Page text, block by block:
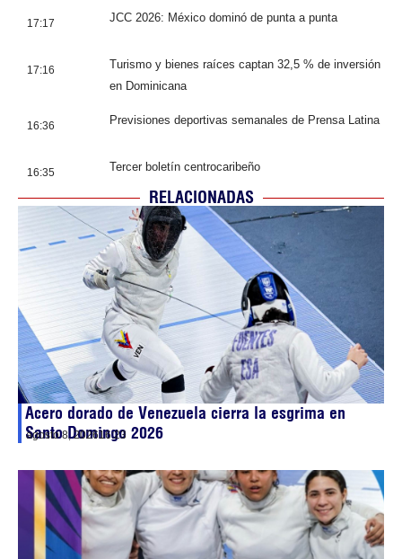
17:17 JCC 2026: México dominó de punta a punta
17:16
Turismo y bienes raíces captan 32,5 % de inversión
en Dominicana
16:36 Previsiones deportivas semanales de Prensa Latina
16:35 Tercer boletín centrocaribeño
RELACIONADAS
Acero dorado de Venezuela cierra la esgrima en
Santo Domingo 2026
agosto 8, 202616:23